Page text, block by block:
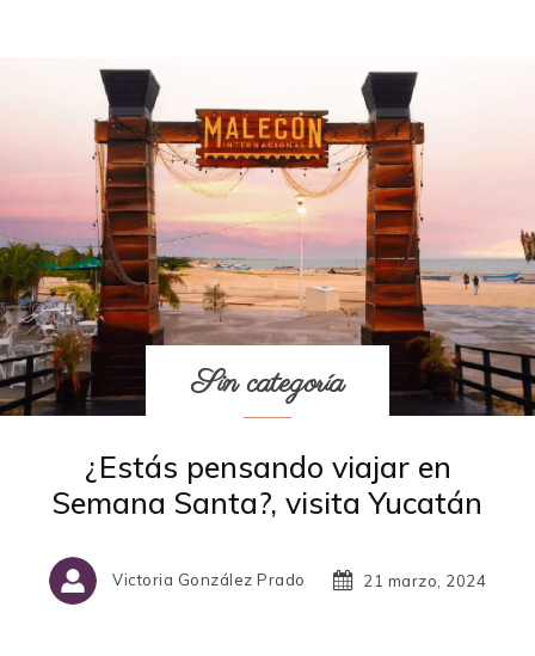
Sin categoría
¿Estás pensando viajar en
Semana Santa?, visita Yucatán
Victoria González Prado 21 marzo, 2024